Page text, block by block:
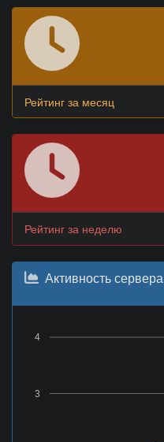
Рейтинг за месяц
Рейтинг за неделю
Активность сервера
3
4